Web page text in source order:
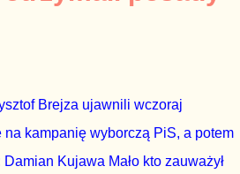
z medium o wyjątkowo wątpliwej
w żaden sposób zdementowane, a
Brejza ujawnili wczoraj
na kampanię wyborczą PiS, a potem
Kujawa Mało kto zauważył